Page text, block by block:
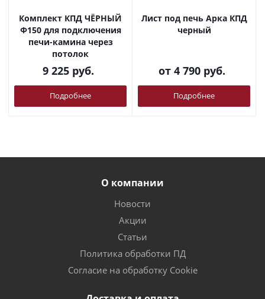
Комплект КПД ЧЁРНЫЙ
Ф150 для подключения
печи-камина через
потолок
9 225 руб.
Подробнее
Лист под печь Арка КПД
черный
от 4 790 руб.
Подробнее
О компании
Новости
Акции
Статьи
Политика обработки ПД
Согласие на обработку Cookie